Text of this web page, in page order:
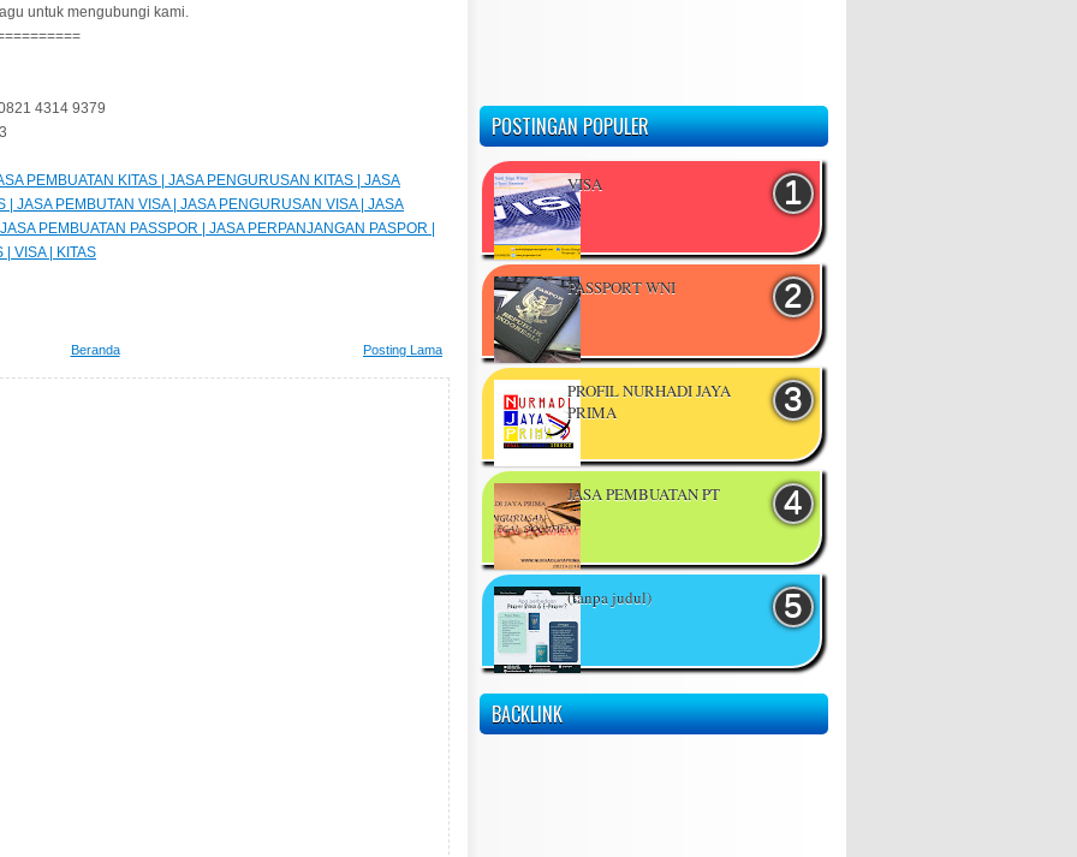
untuk mengubungi kami.
4314 9379
PEMBUATAN KITAS | JASA PENGURUSAN KITAS | JASA
| JASA PEMBUTAN VISA | JASA PENGURUSAN VISA | JASA
PEMBUATAN PASSPOR | JASA PERPANJANGAN PASPOR |
| VISA | KITAS
Posting Lama
Beranda
POSTINGAN POPULER
VISA
PASSPORT WNI
PROFIL NURHADI JAYA
PRIMA
JASA PEMBUATAN PT
(tanpa judul)
BACKLINK